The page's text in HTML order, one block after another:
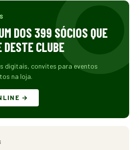
DOS 399 SÓCIOS QUE
DESTE CLUBE
digitais, convites para eventos
na loja.
→